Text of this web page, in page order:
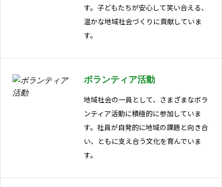
す。子どもたちが安心して笑い合える、
温かな地域社会づくりに貢献していま
す。
ボランティア活動
地域社会の一員として、さまざまなボラ
ンティア活動に積極的に参加していま
す。社員が自発的に地域の課題と向き合
い、ともに支え合う文化を育んでいま
す。